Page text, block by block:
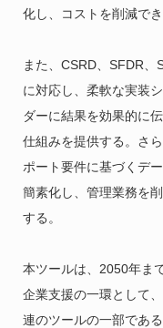
化し、コストを削減でき
また、CSRD、SFDR、
に対応し、柔軟な実装
ダーに結果を効果的に
仕組みを提供する。さ
ポート要件に基づくデ
簡素化し、管理業務を
する。
本ツールは、2050年ま
企業支援の一環として
連のツールの一部である